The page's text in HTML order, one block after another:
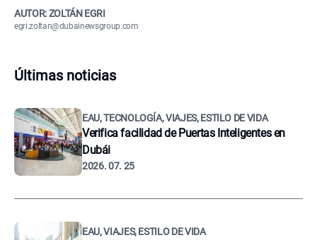
AUTOR: ZOLTÁN EGRI
egri.zoltan@dubainewsgroup.com
Últimas noticias
EAU, TECNOLOGÍA, VIAJES, ESTILO DE VIDA
Verifica facilidad de Puertas Inteligentes en
Dubái
2026. 07. 25
EAU, VIAJES, ESTILO DE VIDA